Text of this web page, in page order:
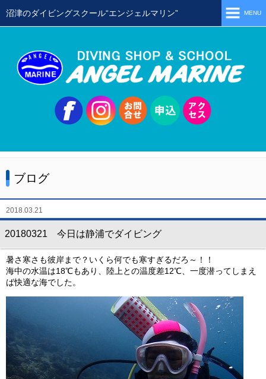
沼津のダイビングスクール“エンジェルマリン” MENU
当店の特徴
スクールメニュー
ステップアップコース
会員限定ツアー
ミニツアー
ビッグツアー
イベント
お客様の声
Q & A
ブログ
2018.03.21
20180321 今日は静浦でダイビング
暑さ寒さも彼岸まで？いくら何でも寒すぎるだろ～！！
海中の水温は18℃もあり、陸上との温度差12℃、一度潜ってしまえ
ば快適な海でした。